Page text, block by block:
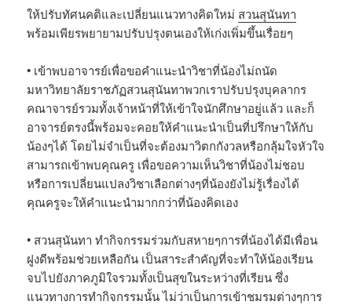
ให้ปรับทัศนคติและเปลี่ยนแนวทางคิดใหม่ สวนสุนันทา
พร้อมเพียรพยายามปรับปรุงตนเองให้เก่งเพิ่มขึ้นเรื่อยๆ
• เข้าพบอาจารย์เพื่อขอคำแนะนำวิชาที่น้องไม่ถนัด
มหาวิทยาลัยราชภัฏสวนสุนันทาพวกเราปรับปรุงบุคลากร
คณาจารย์รวมทั้งเจ้าหน้าที่ให้เข้าใจนักศึกษาอยู่แล้ว และก็
อาจารย์ตรงนี้พร้อมจะคอยให้คำแนะนำเป็นที่ปรึกษาให้กับ
น้องๆได้ โดยไม่จำเป็นที่จะต้องมาวิตกกังวลหรือกลุ้มใจหัวใจ
สามารถเข้าพบคุณครู เพื่อขอความเห็นวิชาที่น้องไม่ชอบ
หรือการเปลี่ยนแปลงวิชาเลือกต่างๆที่น้องยังไม่รู้เรื่องได้
คุณครูจะให้คำแนะนำมากกว่าที่น้องคิดเอง
• สวนสุนันทา ทำกิจกรรมร่วมกับสหายๆการที่น้องได้มีเพื่อน
ฝูงดีพร้อมช่วยเหลือกัน เป็นสาระสำคัญที่จะทำให้น้องเรียน
จบไปยังภาคภูมิใจรวมทั้งเป็นสุขในระหว่างที่เรียน ซึ่ง
แนวทางการทำกิจกรรมนั้น ไม่ว่าเป็นการเข้าชมรมต่างๆการ